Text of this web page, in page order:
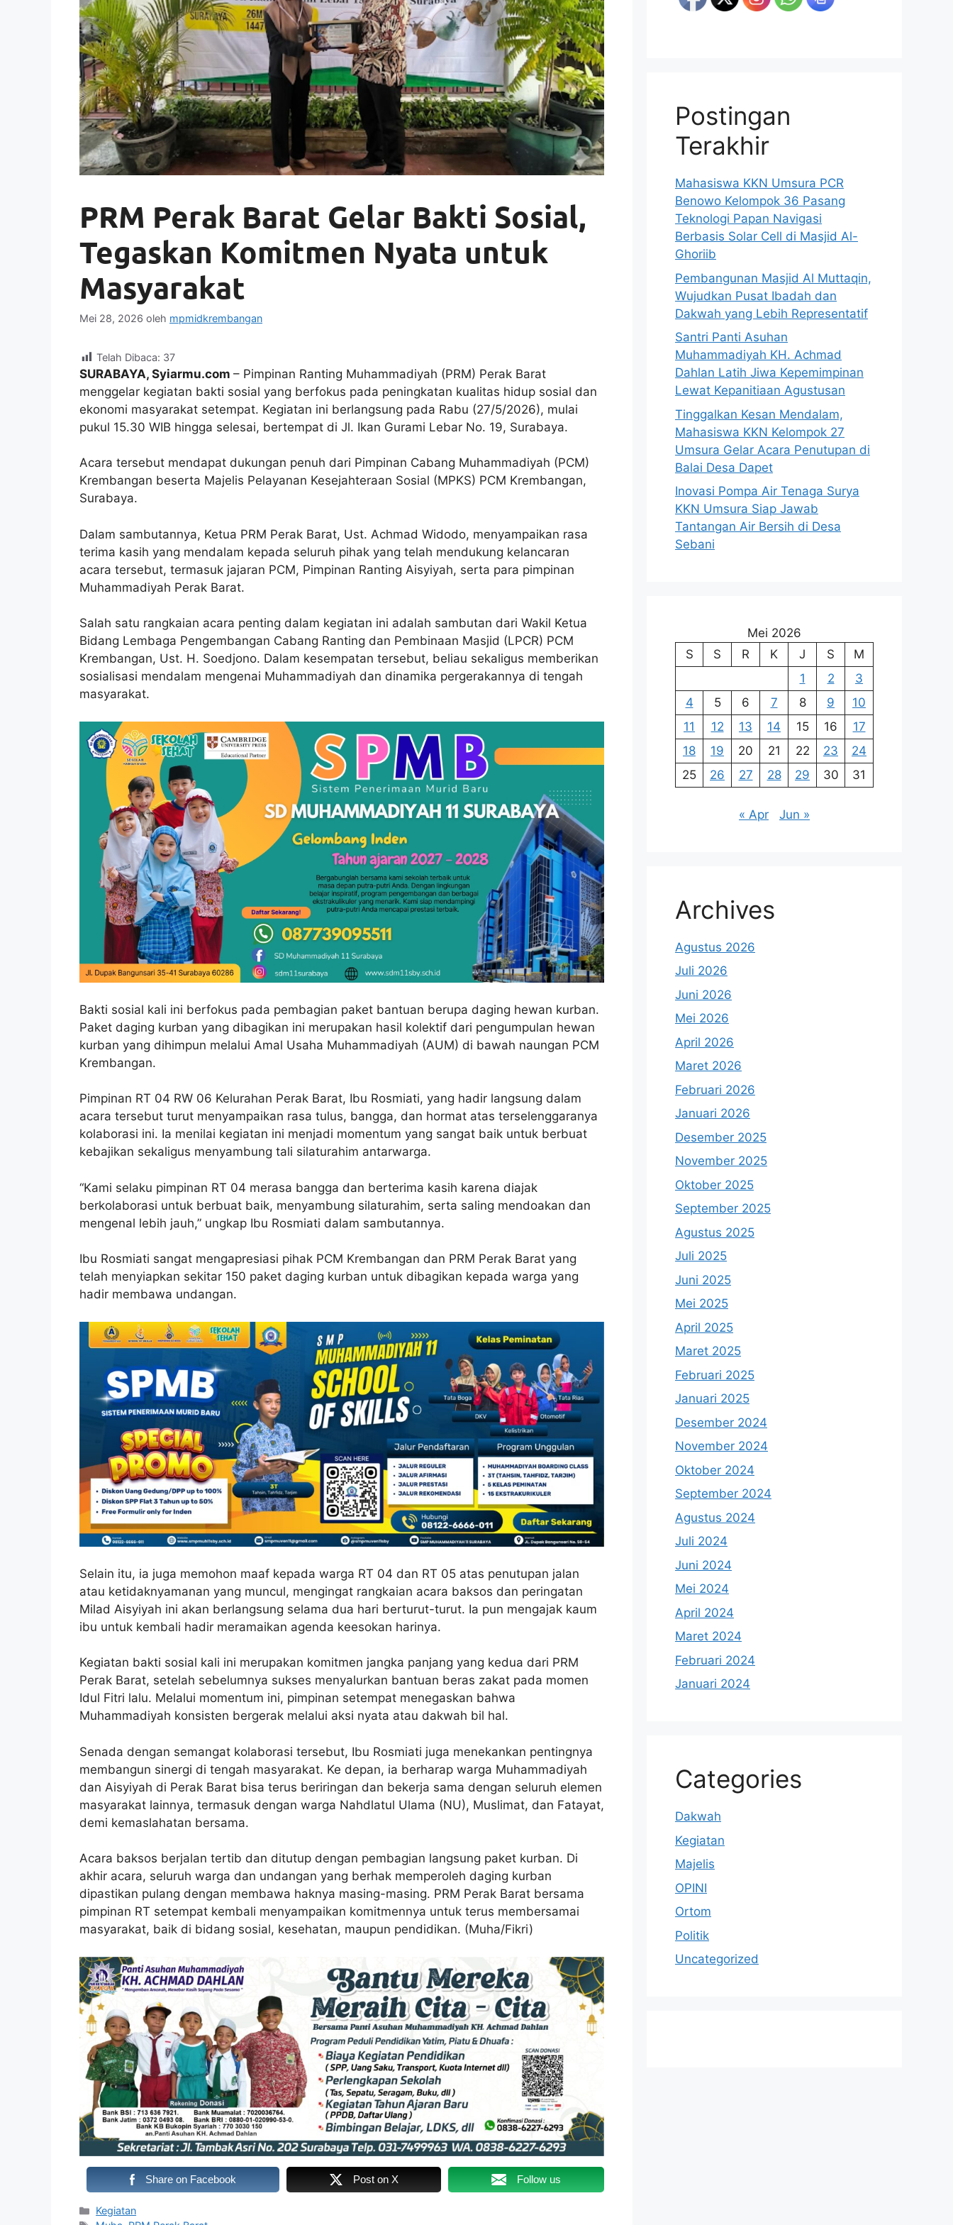
PRM Perak Barat Gelar Bakti Sosial,
Tegaskan Komitmen Nyata untuk
Masyarakat
Mei 28, 2026 oleh mpmidkrembangan
Telah Dibaca: 37
SURABAYA, Syiarmu.com – Pimpinan Ranting Muhammadiyah (PRM) Perak Barat
menggelar kegiatan bakti sosial yang berfokus pada peningkatan kualitas hidup sosial dan
ekonomi masyarakat setempat. Kegiatan ini berlangsung pada Rabu (27/5/2026), mulai
pukul 15.30 WIB hingga selesai, bertempat di Jl. Ikan Gurami Lebar No. 19, Surabaya.
Acara tersebut mendapat dukungan penuh dari Pimpinan Cabang Muhammadiyah (PCM)
Krembangan beserta Majelis Pelayanan Kesejahteraan Sosial (MPKS) PCM Krembangan,
Surabaya.
Dalam sambutannya, Ketua PRM Perak Barat, Ust. Achmad Widodo, menyampaikan rasa
terima kasih yang mendalam kepada seluruh pihak yang telah mendukung kelancaran
acara tersebut, termasuk jajaran PCM, Pimpinan Ranting Aisyiyah, serta para pimpinan
Muhammadiyah Perak Barat.
Salah satu rangkaian acara penting dalam kegiatan ini adalah sambutan dari Wakil Ketua
Bidang Lembaga Pengembangan Cabang Ranting dan Pembinaan Masjid (LPCR) PCM
Krembangan, Ust. H. Soedjono. Dalam kesempatan tersebut, beliau sekaligus memberikan
sosialisasi mendalam mengenai Muhammadiyah dan dinamika pergerakannya di tengah
masyarakat.
Bakti sosial kali ini berfokus pada pembagian paket bantuan berupa daging hewan kurban.
Paket daging kurban yang dibagikan ini merupakan hasil kolektif dari pengumpulan hewan
kurban yang dihimpun melalui Amal Usaha Muhammadiyah (AUM) di bawah naungan PCM
Krembangan.
Pimpinan RT 04 RW 06 Kelurahan Perak Barat, Ibu Rosmiati, yang hadir langsung dalam
acara tersebut turut menyampaikan rasa tulus, bangga, dan hormat atas terselenggaranya
kolaborasi ini. Ia menilai kegiatan ini menjadi momentum yang sangat baik untuk berbuat
kebajikan sekaligus menyambung tali silaturahim antarwarga.
“Kami selaku pimpinan RT 04 merasa bangga dan berterima kasih karena diajak
berkolaborasi untuk berbuat baik, menyambung silaturahim, serta saling mendoakan dan
mengenal lebih jauh,” ungkap Ibu Rosmiati dalam sambutannya.
Ibu Rosmiati sangat mengapresiasi pihak PCM Krembangan dan PRM Perak Barat yang
telah menyiapkan sekitar 150 paket daging kurban untuk dibagikan kepada warga yang
hadir membawa undangan.
Selain itu, ia juga memohon maaf kepada warga RT 04 dan RT 05 atas penutupan jalan
atau ketidaknyamanan yang muncul, mengingat rangkaian acara baksos dan peringatan
Milad Aisyiyah ini akan berlangsung selama dua hari berturut-turut. Ia pun mengajak kaum
ibu untuk kembali hadir meramaikan agenda keesokan harinya.
Kegiatan bakti sosial kali ini merupakan komitmen jangka panjang yang kedua dari PRM
Perak Barat, setelah sebelumnya sukses menyalurkan bantuan beras zakat pada momen
Idul Fitri lalu. Melalui momentum ini, pimpinan setempat menegaskan bahwa
Muhammadiyah konsisten bergerak melalui aksi nyata atau dakwah bil hal.
Senada dengan semangat kolaborasi tersebut, Ibu Rosmiati juga menekankan pentingnya
membangun sinergi di tengah masyarakat. Ke depan, ia berharap warga Muhammadiyah
dan Aisyiyah di Perak Barat bisa terus beriringan dan bekerja sama dengan seluruh elemen
masyarakat lainnya, termasuk dengan warga Nahdlatul Ulama (NU), Muslimat, dan Fatayat,
demi kemaslahatan bersama.
Acara baksos berjalan tertib dan ditutup dengan pembagian langsung paket kurban. Di
akhir acara, seluruh warga dan undangan yang berhak memperoleh daging kurban
dipastikan pulang dengan membawa haknya masing-masing. PRM Perak Barat bersama
pimpinan RT setempat kembali menyampaikan komitmennya untuk terus membersamai
masyarakat, baik di bidang sosial, kesehatan, maupun pendidikan. (Muha/Fikri)
Share on Facebook Post on X Follow us
Kategori
Kegiatan
Postingan
Terakhir
Mahasiswa KKN Umsura PCR
Benowo Kelompok 36 Pasang
Teknologi Papan Navigasi
Berbasis Solar Cell di Masjid Al-
Ghoriib
Pembangunan Masjid Al Muttaqin,
Wujudkan Pusat Ibadah dan
Dakwah yang Lebih Representatif
Santri Panti Asuhan
Muhammadiyah KH. Achmad
Dahlan Latih Jiwa Kepemimpinan
Lewat Kepanitiaan Agustusan
Tinggalkan Kesan Mendalam,
Mahasiswa KKN Kelompok 27
Umsura Gelar Acara Penutupan di
Balai Desa Dapet
Inovasi Pompa Air Tenaga Surya
KKN Umsura Siap Jawab
Tantangan Air Bersih di Desa
Sebani
Mei 2026
S
S R K J S
M
1
2
3
4
5 6 7 8 9
10
11
12 13 14 15 16
17
18
19 20 21 22 23
24
25
26 27 28 29 30 31
« Apr Jun »
Archives
Agustus 2026
Juli 2026
Juni 2026
Mei 2026
April 2026
Maret 2026
Februari 2026
Januari 2026
Desember 2025
November 2025
Oktober 2025
September 2025
Agustus 2025
Juli 2025
Juni 2025
Mei 2025
April 2025
Maret 2025
Februari 2025
Januari 2025
Desember 2024
November 2024
Oktober 2024
September 2024
Agustus 2024
Juli 2024
Juni 2024
Mei 2024
April 2024
Maret 2024
Februari 2024
Januari 2024
Categories
Dakwah
Kegiatan
Majelis
OPINI
Ortom
Politik
Uncategorized